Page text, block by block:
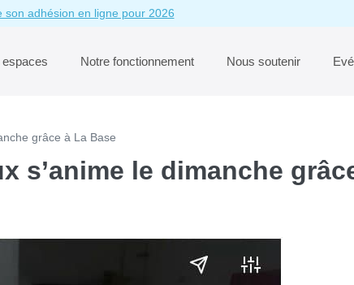
son adhésion en ligne pour 2026
espaces Notre fonctionnement Nous soutenir
grâce à La Base
s’anime le dimanche